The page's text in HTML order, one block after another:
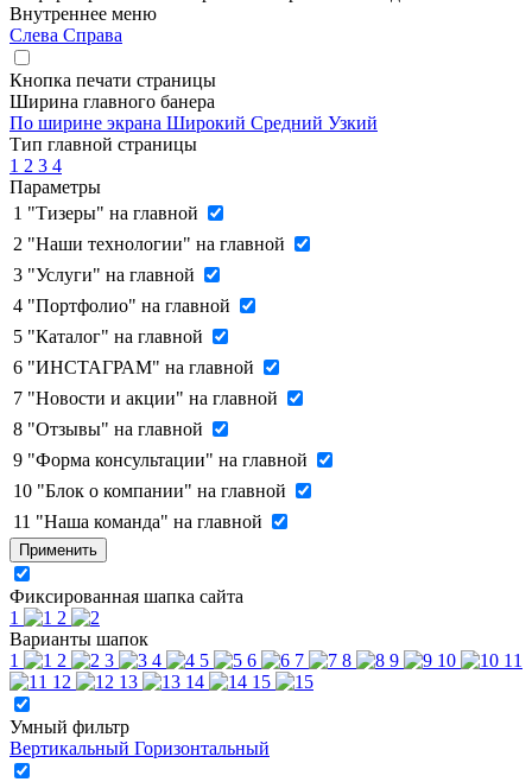
Внутреннее меню
Слева Справа
Кнопка печати страницы
Ширина главного банера
По ширине экрана Широкий Средний Узкий
Тип главной страницы
1 2 3 4
Параметры
1 "Тизеры" на главной
2 "Наши технологии" на главной
3 "Услуги" на главной
4 "Портфолио" на главной
5 "Каталог" на главной
6 "ИНСТАГРАМ" на главной
7 "Новости и акции" на главной
8 "Отзывы" на главной
9 "Форма консультации" на главной
10 "Блок о компании" на главной
11 "Наша команда" на главной
Применить
Фиксированная шапка сайта
1
2
Варианты шапок
1
2 3 4 5 6 7 8 9 10
11
12
13 14 15
Умный фильтр
Вертикальный Горизонтальный